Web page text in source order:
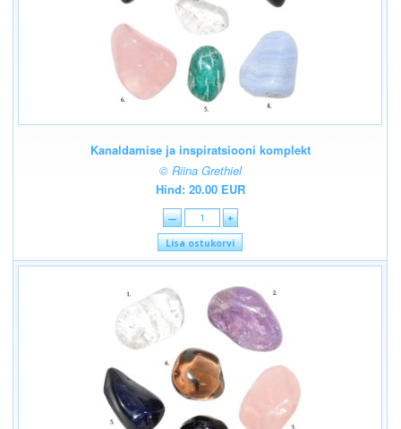
Kanaldamise ja inspiratsiooni komplekt
© Riina Grethiel
Hind: 20.00 EUR
—
+
Lisa ostukorvi